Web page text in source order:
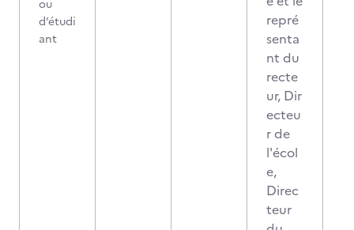
ou
d’étudi
ant
repré
senta
nt du
recte
ur, Dir
ecteu
r de
l'écol
e,
Direc
teur